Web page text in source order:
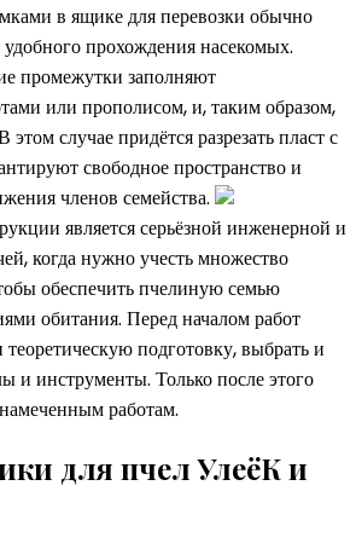
в ящике для перевозки обычно
прохождения насекомых.
промежутки заполняют
или прополисом, и, таким образом,
этом случае придётся разрезать пласт с
свободное пространство и
членов семейства.
является серьёзной инженерной и
когда нужно учесть множество
обеспечить пчелиную семью
обитания. Перед началом работ
подготовку, выбрать и
и инструменты. Только после этого
работам.
для пчел УлеёК и